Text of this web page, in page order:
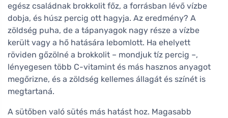
egész családnak brokkolit főz, a forrásban lévő vízbe
dobja, és húsz percig ott hagyja. Az eredmény? A
zöldség puha, de a tápanyagok nagy része a vízbe
került vagy a hő hatására lebomlott. Ha ehelyett
röviden gőzölné a brokkolit – mondjuk tíz percig –,
lényegesen több C-vitamint és más hasznos anyagot
megőrizne, és a zöldség kellemes állagát és színét is
megtartaná.
A sütőben való sütés más hatást hoz. Magasabb